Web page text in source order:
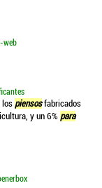
web
los piensosfabricados
y un 6% para